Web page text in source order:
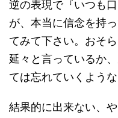
逆の表現で『いつも
が、本当に信念を持
てみて下さい。おそ
延々と言っているか
ては忘れていくよう
結果的に出来ない、